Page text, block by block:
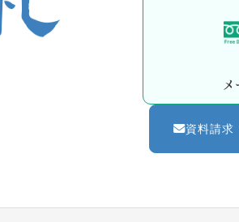
資料請求